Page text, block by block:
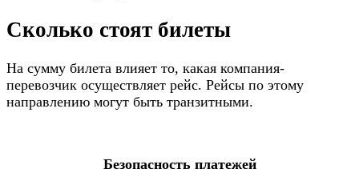
Сколько стоят билеты
На сумму билета влияет то, какая компания-
перевозчик осуществляет рейс. Рейсы по этому
направлению могут быть транзитными.
Безопасность платежей